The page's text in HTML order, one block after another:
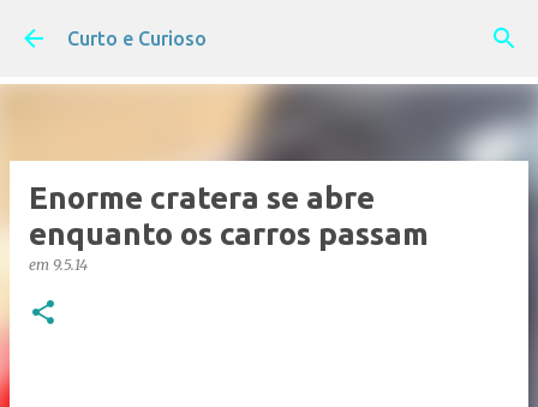
Pular para o conteúdo principal
Curto e Curioso
Enorme cratera se abre
enquanto os carros passam
em 9.5.14